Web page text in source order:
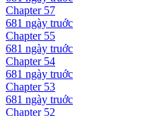
Chapter 57
681 ngày truớc
Chapter 55
681 ngày truớc
Chapter 54
681 ngày truớc
Chapter 53
681 ngày truớc
Chapter 52